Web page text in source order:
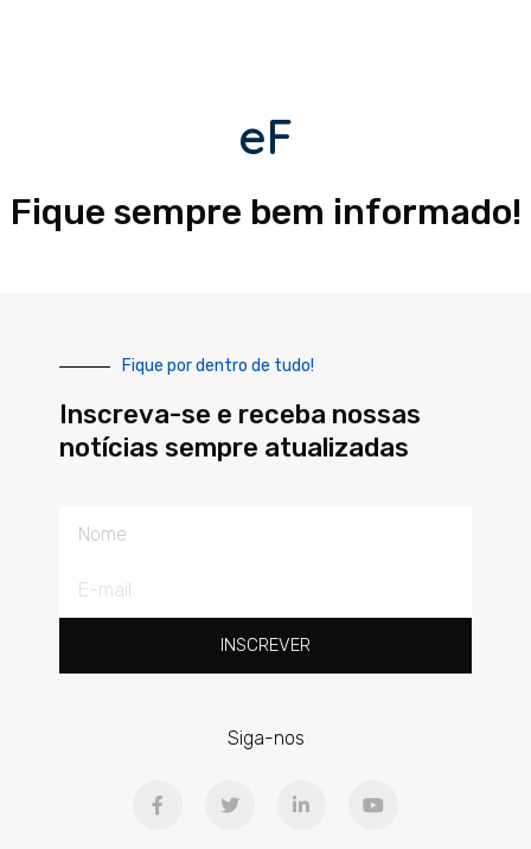
eF
Fique sempre bem informado!
Fique por dentro de tudo!
Inscreva-se e receba nossas
notícias sempre atualizadas
mail
INSCREVER
Siga-nos
a
w
i
o